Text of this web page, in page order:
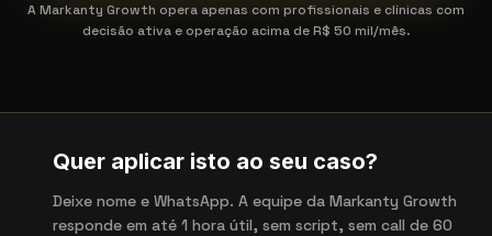
A Markanty Growth opera apenas com profissionais e clínicas com
decisão ativa e operação acima de R$ 50 mil/mês.
Quer aplicar isto ao seu caso?
Deixe nome e WhatsApp. A equipe da Markanty Growth
responde em até 1 hora útil, sem script, sem call de 60